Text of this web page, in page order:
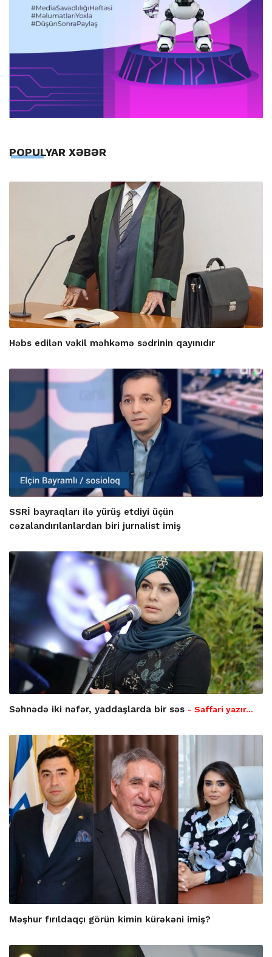
POPULYAR XƏBƏR
Həbs edilən vəkil məhkəmə sədrinin qayınıdır
SSRİ bayraqları ilə yürüş etdiyi üçün
cəzalandırılanlardan biri jurnalist imiş
Səhnədə iki nəfər, yaddaşlarda bir səs - Saffari yazır…
Məşhur fırıldaqçı görün kimin kürəkəni imiş?